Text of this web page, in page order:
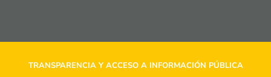
TRANSPARENCIA Y ACCESO A INFORMACIÓN PÚBLICA